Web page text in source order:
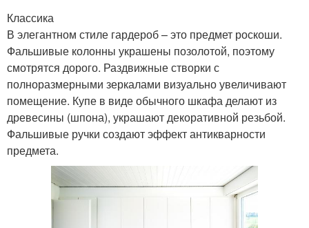
Классика
В элегантном стиле гардероб – это предмет роскоши.
Фальшивые колонны украшены позолотой, поэтому
смотрятся дорого. Раздвижные створки с
полноразмерными зеркалами визуально увеличивают
помещение. Купе в виде обычного шкафа делают из
древесины (шпона), украшают декоративной резьбой.
Фальшивые ручки создают эффект антикварности
предмета.